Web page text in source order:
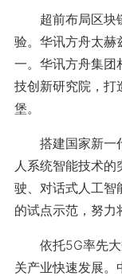
超前布局区块链
验。华讯方舟太赫
一。华讯方舟集团
技创新研究院，打
堡。
搭建国家新一代
人系统智能技术
驶、对话式人工智
的试点示范，努力
依托5G率先大
关产业快速发展